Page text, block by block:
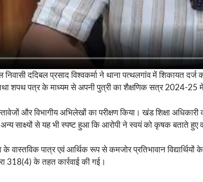
ददिबल प्रसाद विश्वकर्मा ने थाना पत्थलगांव में शिकायत
शपथ पत्र के माध्यम से अपनी पुत्री का शैक्षणिक सत्र 2024-25
और विभागीय अभिलेखों का परीक्षण किया। खंड शिक्षा
अन्य साक्ष्यों से यह भी स्पष्ट हुआ कि आरोपी ने स्वयं को कृषक बताते
पात्र एवं आर्थिक रूप से कमजोर प्रतिभावान
318(4) के तहत कार्रवाई की गई।